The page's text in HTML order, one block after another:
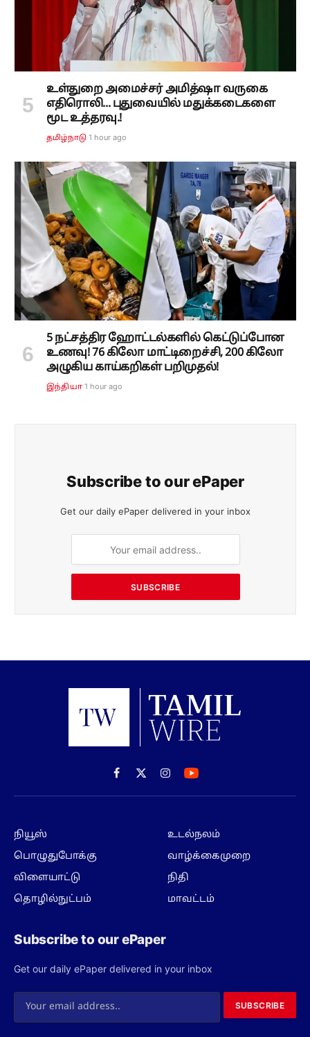
உள்துறை அமைச்சர் அமித்ஷா வருகை
எதிரொலி... புதுவையில் மதுக்கடைகளை
மூட உத்தரவு.!
தமிழ்நாடு 1 hour ago
5 நட்சத்திர ஹோட்டல்களில் கெட்டுப்போன
உணவு! 76 கிலோ மாட்டிறைச்சி, 200 கிலோ
அழுகிய காய்கறிகள் பறிமுதல்!
இந்தியா 1 hour ago
Subscribe to our ePaper
Get our daily ePaper delivered in your inbox
SUBSCRIBE
Facebook
X
(Twitter)
Instagram
நியூஸ்
பொழுதுபோக்கு
விளையாட்டு
தொழில்நுட்பம்
உடல்நலம்
வாழ்க்கைமுறை
நிதி
மாவட்டம்
Subscribe to our ePaper
Get our daily ePaper delivered in your inbox
SUBSCRIBE